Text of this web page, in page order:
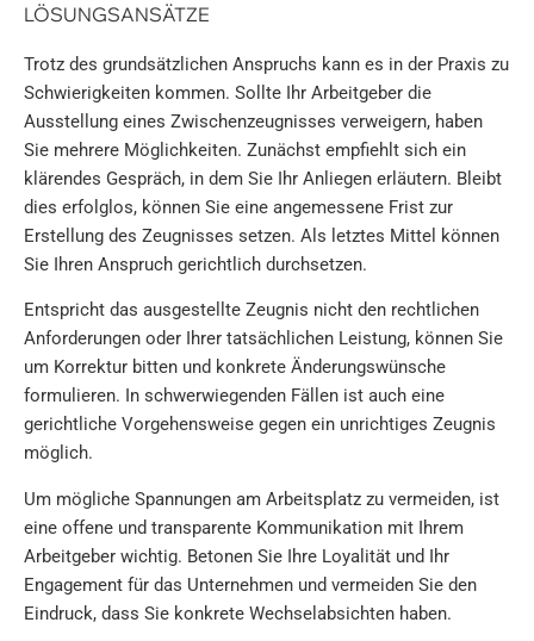
LÖSUNGSANSÄTZE
Trotz des grundsätzlichen Anspruchs kann es in der Praxis zu
Schwierigkeiten kommen. Sollte Ihr Arbeitgeber die
Ausstellung eines Zwischenzeugnisses verweigern, haben
Sie mehrere Möglichkeiten. Zunächst empfiehlt sich ein
klärendes Gespräch, in dem Sie Ihr Anliegen erläutern. Bleibt
dies erfolglos, können Sie eine angemessene Frist zur
Erstellung des Zeugnisses setzen. Als letztes Mittel können
Sie Ihren Anspruch gerichtlich durchsetzen.
Entspricht das ausgestellte Zeugnis nicht den rechtlichen
Anforderungen oder Ihrer tatsächlichen Leistung, können Sie
um Korrektur bitten und konkrete Änderungswünsche
formulieren. In schwerwiegenden Fällen ist auch eine
gerichtliche Vorgehensweise gegen ein unrichtiges Zeugnis
möglich.
Um mögliche Spannungen am Arbeitsplatz zu vermeiden, ist
eine offene und transparente Kommunikation mit Ihrem
Arbeitgeber wichtig. Betonen Sie Ihre Loyalität und Ihr
Engagement für das Unternehmen und vermeiden Sie den
Eindruck, dass Sie konkrete Wechselabsichten haben.